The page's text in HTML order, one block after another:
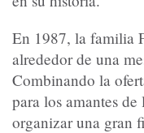
En 1987, la familia
alrededor de una
Combinando la
para los amantes
organizar una gran